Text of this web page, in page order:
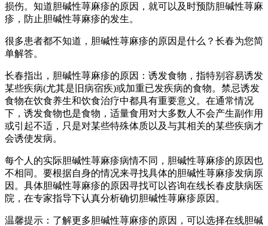
损伤。知道胆碱性荨麻疹的原因，就可以及时预防胆碱性荨麻
疹，防止胆碱性荨麻疹的发生。
很多患者都不知道，胆碱性荨麻疹的原因是什么？长春为您简
单解答。
长春指出，胆碱性荨麻疹的原因：诱发食物，指特别容易诱发
某些疾病(尤其是旧病宿疾)或加重已发疾病的食物。禁忌诱发
食物在饮食养生和饮食治疗中都具有重要意义。在通常情况
下，诱发食物也是食物，适量食用对大多数人不会产生副作用
或引起不适，只是对某些特殊体质以及与其相关的某些疾病才
会诱使发病。
每个人的实际胆碱性荨麻疹病情不同，胆碱性荨麻疹的原因也
不相同。要根据自身的情况来寻找具体的胆碱性荨麻疹发病原
因。具体胆碱性荨麻疹的原因寻找可以咨询在线长春皮肤病医
院，在专家指导下认真分析确切胆碱性荨麻疹原因。
温馨提示：了解更多胆碱性荨麻疹的原因，可以选择在线胆碱